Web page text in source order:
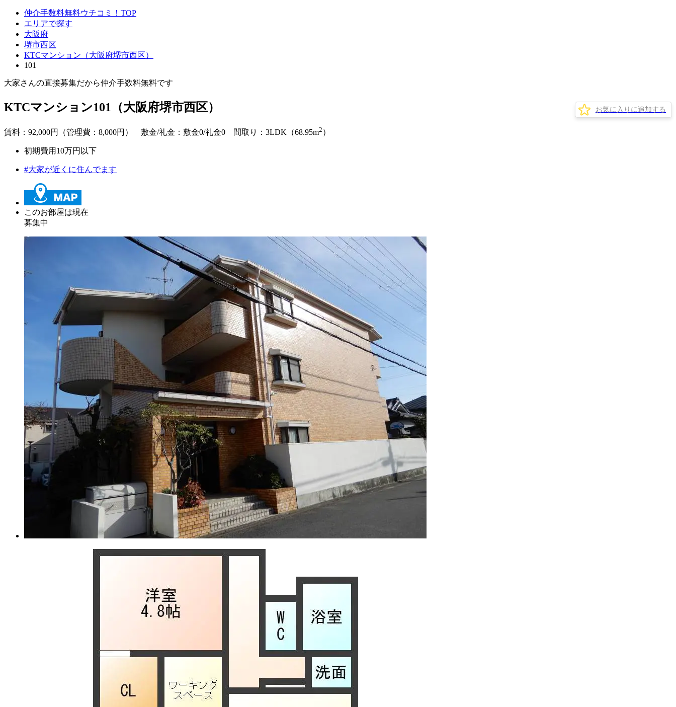
仲介手数料無料ウチコミ！TOP
エリアで探す
大阪府
堺市西区
KTCマンション（大阪府堺市西区）
101
大家さんの直接募集だから仲介手数料無料です
KTCマンション101（大阪府堺市西区） お気に入りに追加する
賃料： 92,000円（管理費：8,000円） 敷金/礼金： 敷金0/礼金0 間取り：3LDK（68.95m2 ）
初期費用10万円以下
#大家が近くに住んでます
このお部屋は現在
募集中